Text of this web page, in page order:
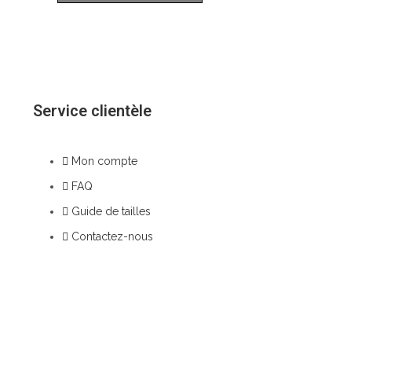
Service clientèle
Mon compte
FAQ
Guide de tailles
Contactez-nous